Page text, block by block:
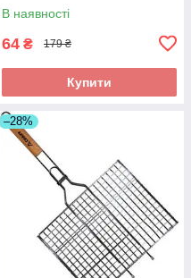
В наявності
64 ₴ 179 ₴
Купити
–28%